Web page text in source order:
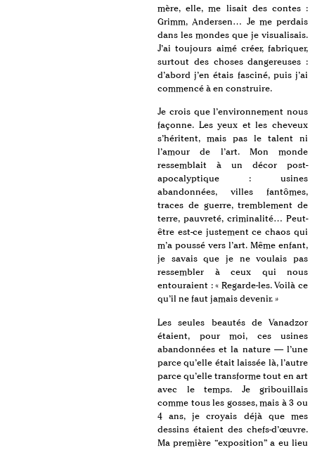
mère, elle, me lisait des contes :
Grimm, Andersen… Je me perdais
dans les mondes que je visualisais.
J’ai toujours aimé créer, fabriquer,
surtout des choses dangereuses :
d’abord j’en étais fasciné, puis j’ai
commencé à en construire.
Je crois que l’environnement nous
façonne. Les yeux et les cheveux
s’héritent, mais pas le talent ni
l’amour de l’art. Mon monde
ressemblait à un décor post-
apocalyptique : usines
abandonnées, villes fantômes,
traces de guerre, tremblement de
terre, pauvreté, criminalité… Peut-
être est-ce justement ce chaos qui
m’a poussé vers l’art. Même enfant,
je savais que je ne voulais pas
ressembler à ceux qui nous
entouraient : « Regarde-les. Voilà ce
qu’il ne faut jamais devenir. »
Les seules beautés de Vanadzor
étaient, pour moi, ces usines
abandonnées et la nature — l’une
parce qu’elle était laissée là, l’autre
parce qu’elle transforme tout en art
avec le temps. Je gribouillais
comme tous les gosses, mais à 3 ou
4 ans, je croyais déjà que mes
dessins étaient des chefs-d’œuvre.
Ma première “exposition” a eu lieu